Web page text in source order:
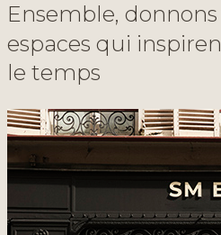
Ensemble, donnons
espaces qui inspiren
le temps